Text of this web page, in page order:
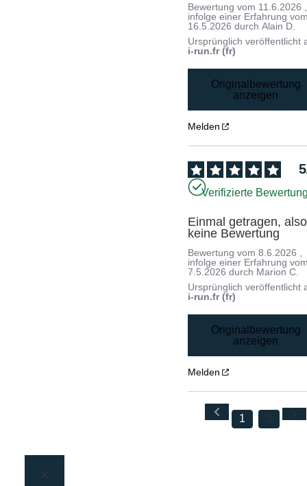
Bewertung vom 11.6.2026
infolge einer Erfahrung
16.5.2026 durchAlain D.
Ursprünglich veröffentlicht
i-run.fr (fr)
Originalbewertung
anzeigen
Melden
5
Verifizierte
Einmal getragen, also
keine Bewertung
Bewertung vom8.6.2026 ,
infolge einer Erfahrung
7.5.2026 durch Marion C.
Ursprünglich veröffentlicht
i-run.fr (fr)
Originalbewertung
anzeigen
Melden
1 3